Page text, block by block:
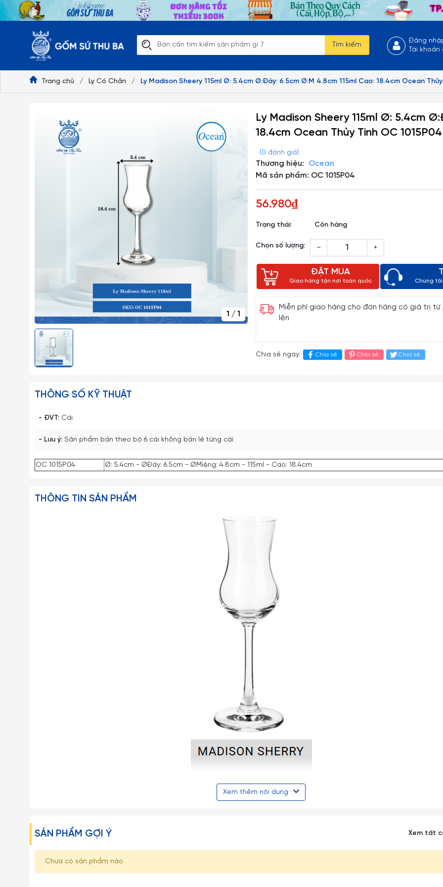
Tìm kiếm
Đăng
Tài khoản
Trang chủ / Ly Có Chân / Ly Madison Sheery 115ml Ø: 5.4cm Ø:Đáy: 6.5cm Ø:M 4.8cm 115ml Cao: 18.4cm Ocean
1 /1
Ly Madison Sheery 115ml Ø: 5.4cm
18.4cm Ocean Thủy Tinh OC 1015P04
(0 đánh giá)
Thương hiệu:
Ocean
Mã sản phẩm: OC 1015P04
56.980₫
Trạng thái: Còn hàng
Chọn số lượng: – +
ĐẶT MUA
Giao hàng tận nơi toàn quốc Chúng
Miễn phí giao hàng cho đơn hàng có giá trị
lên
Chia sẻ ngay: Chia sẻ Chia sẻ Chia sẻ
THÔNG SỐ KỸ THUẬT
- ĐVT: Cái
- Lưu ý: Sản phẩm bán theo bộ 6 cái không bán lẻ từng cái
OC 1015P04 Ø: 5.4cm - ØĐáy: 6.5cm - ØMiệng: 4.8cm - 115ml - Cao: 18.4cm
THÔNG TIN SẢN PHẨM
Xem thêm nội dung
SẢN PHẨM GỢI Ý Xem tất
Chưa có sản phẩm nào